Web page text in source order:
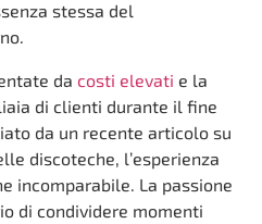
stessa del
da costi elevati e la
di clienti durante il fine
da un recente articolo su
discoteche, l’esperienza
incomparabile. La passione
di condividere momenti